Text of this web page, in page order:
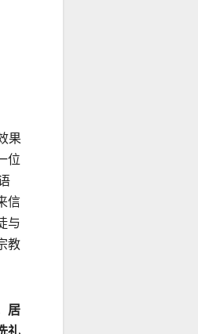
果
位
信
与
教
居